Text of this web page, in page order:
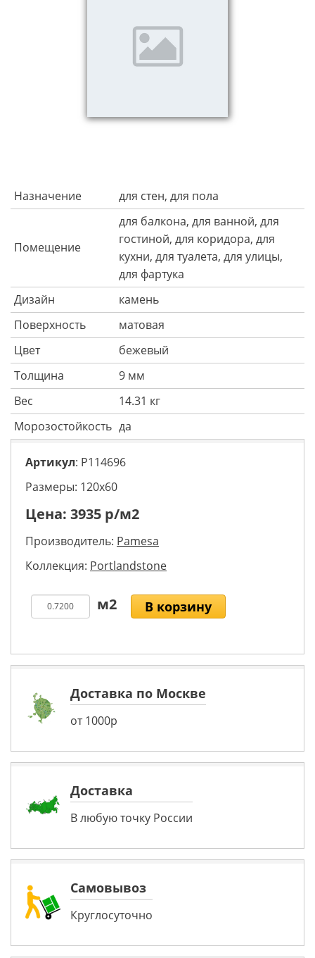
Назначение для стен, для пола
Помещение
для балкона, для ванной, для
гостиной, для коридора, для
кухни, для туалета, для улицы,
для фартука
Дизайн
камень
Поверхность
матовая
Цвет
бежевый
Толщина
9 мм
Вес
14.31 кг
Морозостойкость да
Артикул: P114696
Размеры: 120х60
Цена: 3935 р/м2
Производитель: Pamesa
Коллекция: Portlandstone
В корзину
Доставка по Москве
от 1000р
Доставка
В любую точку России
Самовывоз
Круглосуточно